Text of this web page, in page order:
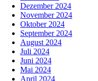
Dezember 2024
November 2024
Oktober 2024
September 2024
August 2024
Juli 2024
Juni 2024
Mai 2024
April 2024